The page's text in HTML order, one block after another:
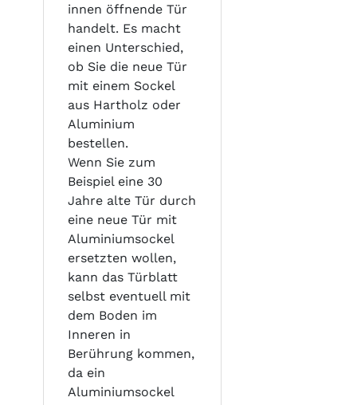
innen öffnende Tür
handelt. Es macht
einen Unterschied,
ob Sie die neue Tür
mit einem Sockel
aus Hartholz oder
Aluminium
bestellen.
Wenn Sie zum
Beispiel eine 30
Jahre alte Tür durch
eine neue Tür mit
Aluminiumsockel
ersetzten wollen,
kann das Türblatt
selbst eventuell mit
dem Boden im
Inneren in
Berührung kommen,
da ein
Aluminiumsockel